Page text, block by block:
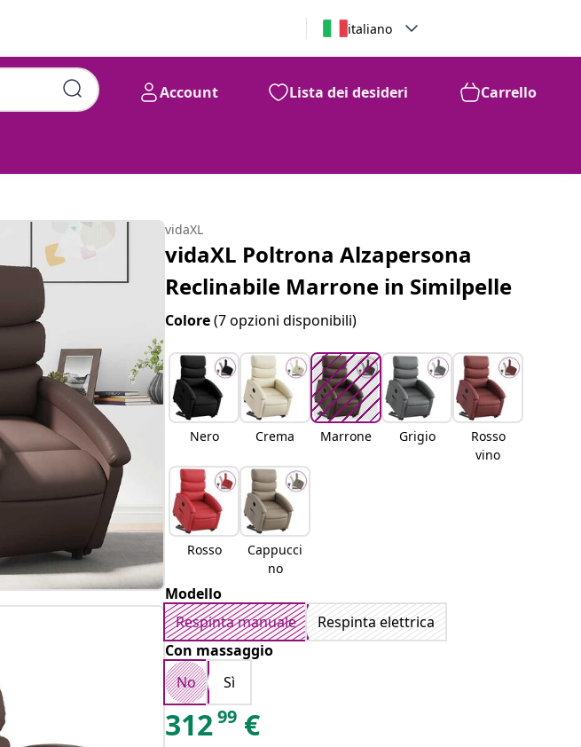
italiano
Account Lista dei desideri Carrello
99
vidaXL
vidaXL Poltrona Alzapersona
Reclinabile Marrone in Similpelle
Colore(7 opzioni disponibili)
Nero Crema Marrone Grigio
Rosso
vino
Rosso
Cappucci
no
Modello
Respinta manuale
Respinta elettrica
Con massaggio
No
Sì
31299 €